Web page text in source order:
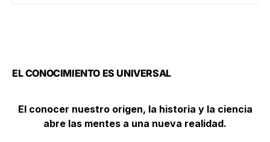
EL CONOCIMIENTO ES UNIVERSAL
El conocer nuestro origen, la historia y la ciencia
abre las mentes a una nueva realidad.